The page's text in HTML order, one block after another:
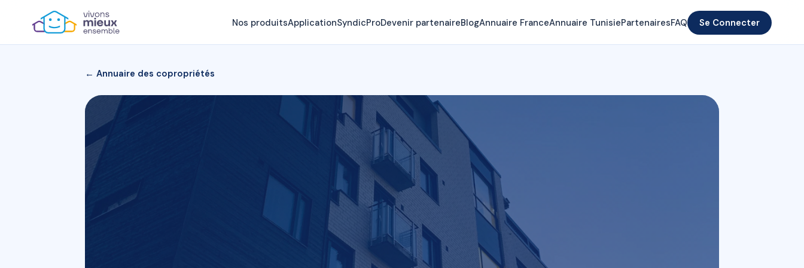
Nos produitsApplicationSyndicProDevenir partenaireBlogAnnuaire FranceAnnuaire TunisiePartenairesFAQ Se Connecter
← Annuaire des copropriétés